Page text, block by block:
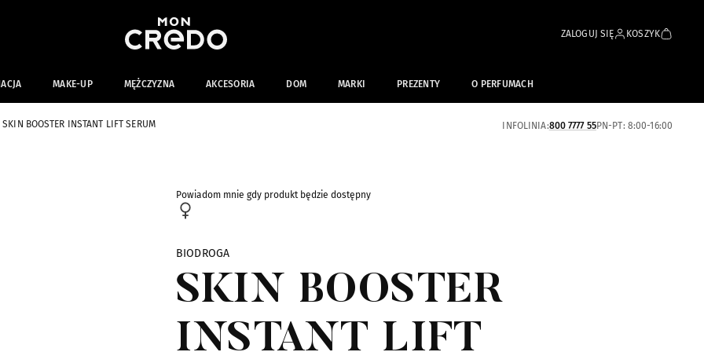
ZALOGUJ SIĘ KOSZYK
MAKE-UP MĘŻCZYZNA AKCESORIA DOM MARKI PREZENTY O PERFUMACH
SKIN BOOSTER INSTANT LIFT SERUM INFOLINIA:800 7777 55PN-PT: 8:00-16:00
Powiadom mnie gdy produkt będzie dostępny
BIODROGA
SKIN BOOSTER
INSTANT LIFT